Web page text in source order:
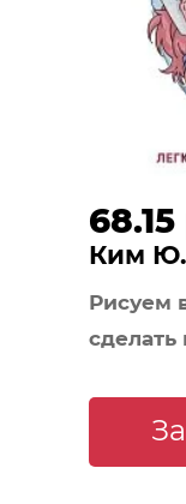
Ким Ю.
Рисуем
сделать